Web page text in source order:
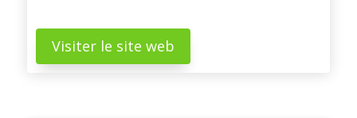
Visiter le site web